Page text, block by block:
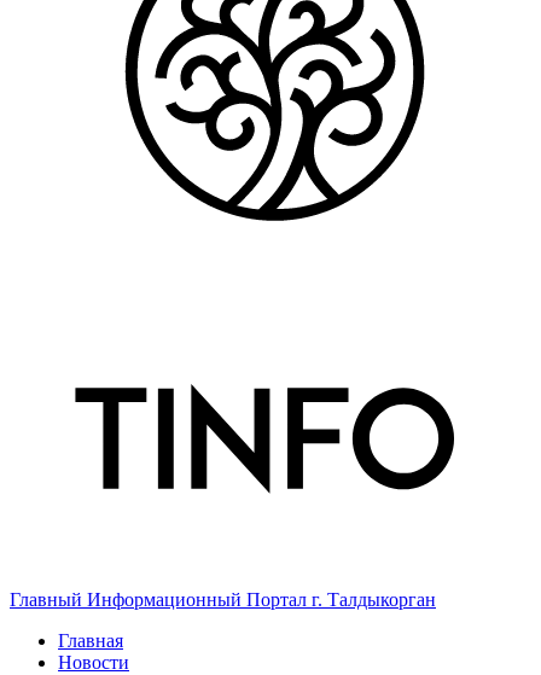
Главный Информационный Портал г. Талдыкорган
Главная
Новости